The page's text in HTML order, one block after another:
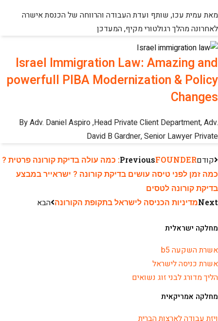
מאת עמית עכו, שותף ועדת העבודה והרווחה של הכנסת אישרה
לאחרונה מהלך רגולטורי מקיף, המעדכן
Israel Immigration Law: Amazing and
powerfull PIBA Modernization & Policy
Changes
By Adv. Daniel Aspiro ,Head Private Client Department, Adv.
David B Gardner, Senior Lawyer Private
קודם PreviousFOUNDER: כמה עולה בדיקת קורונה פרטית ?
כמה זמן לפני טיסה עושים בדיקת קורונה ? ישראייר במבצע
בדיקת קורונה לטסים
Nextמדיניות הכניסה לישראל בתקופת הקורונה הבא
מחלקה ישראלית
אשרת השקעה b5
אשרת כניסה לישראל
הליך מדורג לבני זוג נשואים
מחלקה אמריקאית
ויזת עבודה לארצות הברית